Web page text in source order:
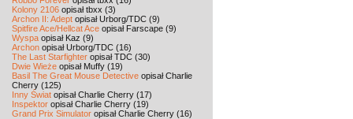
Kolony 2106 opisał tbxx (3)
Archon II: Adept opisał Urborg/TDC (9)
Spitfire Ace/Hellcat Ace opisał Farscape (9)
Wyspa opisał Kaz (9)
Archon opisał Urborg/TDC (16)
The Last Starfighter opisał TDC (30)
Dwie Wieże opisał Muffy (19)
Basil The Great Mouse Detective opisał Charlie
Cherry (125)
Inny Świat opisał Charlie Cherry (17)
Inspektor opisał Charlie Cherry (19)
Grand Prix Simulator opisał Charlie Cherry (16)